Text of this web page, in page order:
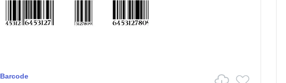
Barcode